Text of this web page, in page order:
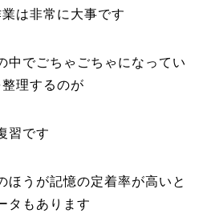
は非常に大事です
中でごちゃごちゃになってい
整理するのが
習です
ほうが記憶の定着率が高いと
タもあります